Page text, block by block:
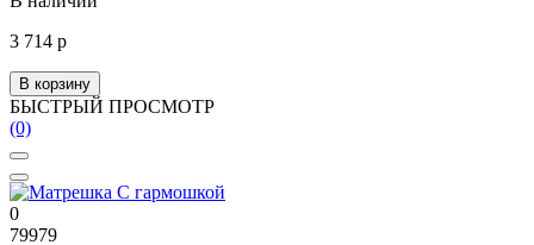
3 714 р
В корзину
БЫСТРЫЙ ПРОСМОТР
(0)
0
79979